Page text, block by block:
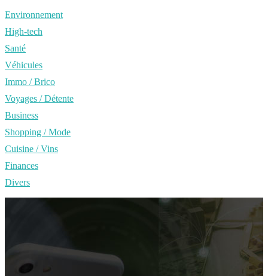
Environnement
High-tech
Santé
Véhicules
Immo / Brico
Voyages / Détente
Business
Shopping / Mode
Cuisine / Vins
Finances
Divers